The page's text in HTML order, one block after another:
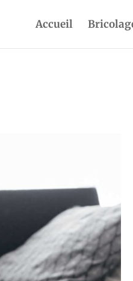
Accueil